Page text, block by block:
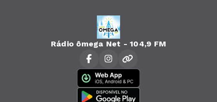
Rádio ômega Net - 104,9 FM